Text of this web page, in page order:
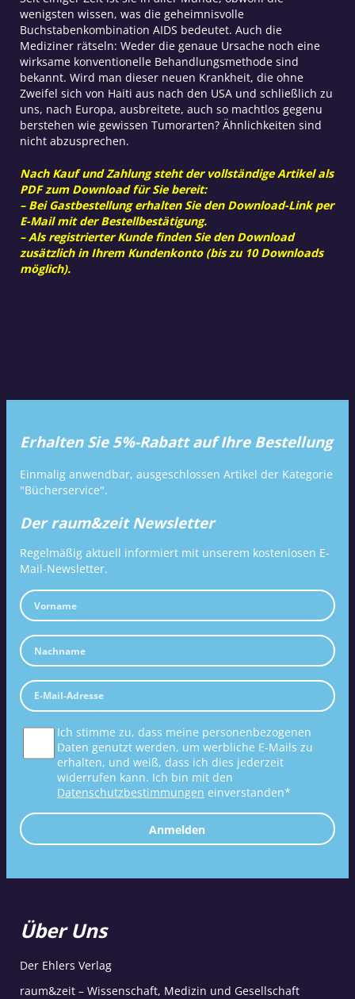
wenigsten wissen, was die geheimnisvolle
Buchstabenkombination AIDS bedeutet. Auch die
Mediziner rätseln: Weder die genaue Ursache noch eine
wirksame konventionelle Behandlungsmethode sind
bekannt. Wird man dieser neuen Krankheit, die ohne
Zweifel sich von Haiti aus nach den USA und schließlich zu
uns, nach Europa, ausbreitete, auch so machtlos gegenu
berstehen wie gewissen Tumorarten? Ähnlichkeiten sind
nicht abzusprechen.
Nach Kauf und Zahlung steht der vollständige Artikel als
PDF zum Download für Sie bereit:
– Bei Gastbestellung erhalten Sie den Download-Link per
E-Mail mit der Bestellbestätigung.
– Als registrierter Kunde finden Sie den Download
zusätzlich in Ihrem Kundenkonto (bis zu 10 Downloads
möglich).
Erhalten Sie 5%-Rabatt auf Ihre Bestellung
Einmalig anwendbar, ausgeschlossen Artikel der Kategorie
"Bücherservice".
Der raum&zeit Newsletter
Regelmäßig aktuell informiert mit unserem kostenlosen E-
Mail-Newsletter.
Ich stimme zu, dass meine personenbezogenen
Daten genutzt werden, um werbliche E-Mails zu
erhalten, und weiß, dass ich dies jederzeit
widerrufen kann. Ich bin mit den
Datenschutzbestimmungen einverstanden*
Anmelden
Über Uns
Der Ehlers Verlag
raum&zeit – Wissenschaft, Medizin und Gesellschaft